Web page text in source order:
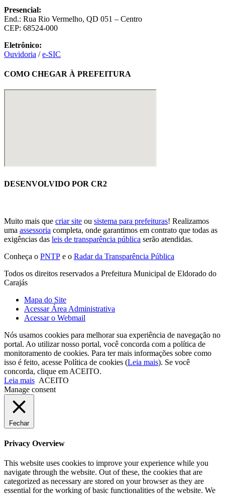
Presencial:
End.: Rua Rio Vermelho, QD 051 – Centro
CEP: 68524-000
Eletrônico:
Ouvidoria /e-SIC
COMO CHEGAR À PREFEITURA
DESENVOLVIDO POR CR2
Muito mais que criar site ou sistema para prefeituras! Realizamos
uma assessoria completa, onde garantimos em contrato que todas as
exigências das leis de transparência pública serão atendidas.
Conheça o PNTP e o Radar da Transparência Pública
Todos os direitos reservados a Prefeitura Municipal de Eldorado do
Carajás
Mapa do Site
Acessar Área Administrativa
Acessar o Webmail
Nós usamos cookies para melhorar sua experiência de navegação no
portal. Ao utilizar nosso portal, você concorda com a política de
monitoramento de cookies. Para ter mais informações sobre como
isso é feito, acesse Política de cookies (Leia mais). Se você
concorda, clique em ACEITO.
Leia mais ACEITO
Manage consent
Fechar
Privacy Overview
This website uses cookies to improve your experience while you
navigate through the website. Out of these, the cookies that are
categorized as necessary are stored on your browser as they are
essential for the working of basic functionalities of the website. We